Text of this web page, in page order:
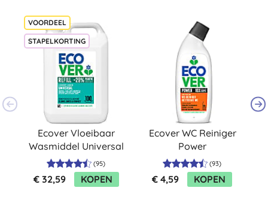
STAPELKORTING
Ecover Vloeibaar
Wasmiddel Universal
5L (100 wasbeurten)
(95)
€ 32,59 KOPEN
Ecover WC Reiniger
Power
(93)
€ 4,59 KOPEN